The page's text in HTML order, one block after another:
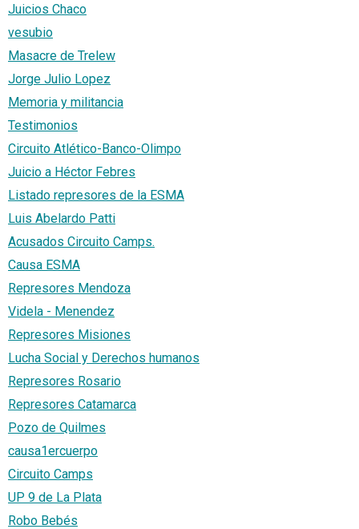
Juicios Chaco
vesubio
Masacre de Trelew
Jorge Julio Lopez
Memoria y militancia
Testimonios
Circuito Atlético-Banco-Olimpo
Juicio a Héctor Febres
Listado represores de la ESMA
Luis Abelardo Patti
Acusados Circuito Camps.
Causa ESMA
Represores Mendoza
Videla - Menendez
Represores Misiones
Lucha Social y Derechos humanos
Represores Rosario
Represores Catamarca
Pozo de Quilmes
causa1ercuerpo
Circuito Camps
UP 9 de La Plata
Robo Bebés